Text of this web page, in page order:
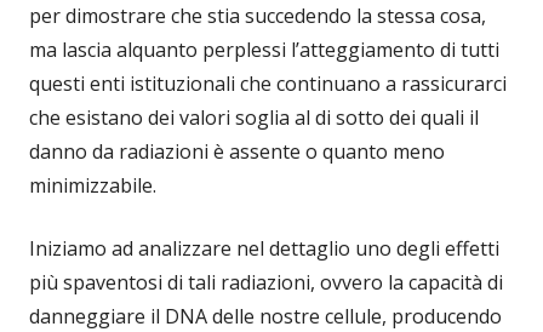
per dimostrare che stia succedendo la stessa cosa,
ma lascia alquanto perplessi l’atteggiamento di tutti
questi enti istituzionali che continuano a rassicurarci
che esistano dei valori soglia al di sotto dei quali il
danno da radiazioni è assente o quanto meno
minimizzabile.
Iniziamo ad analizzare nel dettaglio uno degli effetti
più spaventosi di tali radiazioni, ovvero la capacità di
danneggiare il DNA delle nostre cellule, producendo